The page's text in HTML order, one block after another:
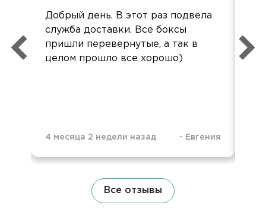
Добрый день. В этот раз подвела
служба доставки. Все боксы
пришли перевернутые, а так в
целом прошло все хорошо)
4 месяца 2 недели назад - Евгения
Все отзывы